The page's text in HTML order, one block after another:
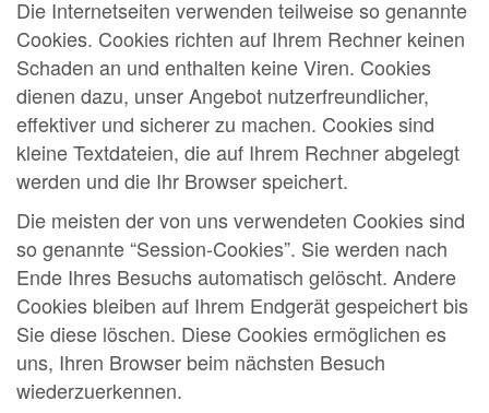
Die Internetseiten verwenden teilweise so genannte
Cookies. Cookies richten auf Ihrem Rechner keinen
Schaden an und enthalten keine Viren. Cookies
dienen dazu, unser Angebot nutzerfreundlicher,
effektiver und sicherer zu machen. Cookies sind
kleine Textdateien, die auf Ihrem Rechner abgelegt
werden und die Ihr Browser speichert.
Die meisten der von uns verwendeten Cookies sind
so genannte “Session-Cookies”. Sie werden nach
Ende Ihres Besuchs automatisch gelöscht. Andere
Cookies bleiben auf Ihrem Endgerät gespeichert bis
Sie diese löschen. Diese Cookies ermöglichen es
uns, Ihren Browser beim nächsten Besuch
wiederzuerkennen.